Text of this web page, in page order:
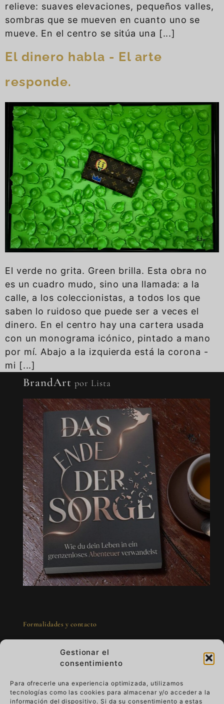
Gestionar el
consentimiento
Para ofrecerle una experiencia optimizada, utilizamos
tecnologías como las cookies para almacenar y/o acceder a la
información del dispositivo. Si da su consentimiento a estas
relieve: suaves elevaciones, pequeños valles,
sombras que se mueven en cuanto uno se
mueve. En el centro se sitúa una [...]
El dinero habla - El arte
responde.
El verde no grita. Green brilla. Esta obra no
es un cuadro mudo, sino una llamada: a la
calle, a los coleccionistas, a todos los que
saben lo ruidoso que puede ser a veces el
dinero. En el centro hay una cartera usada
con un monograma icónico, pintado a mano
por mí. Abajo a la izquierda está la corona -
mi [...]
BrandArt por Lista
Formalidades y contacto
Arte para llevar - lujo que vive